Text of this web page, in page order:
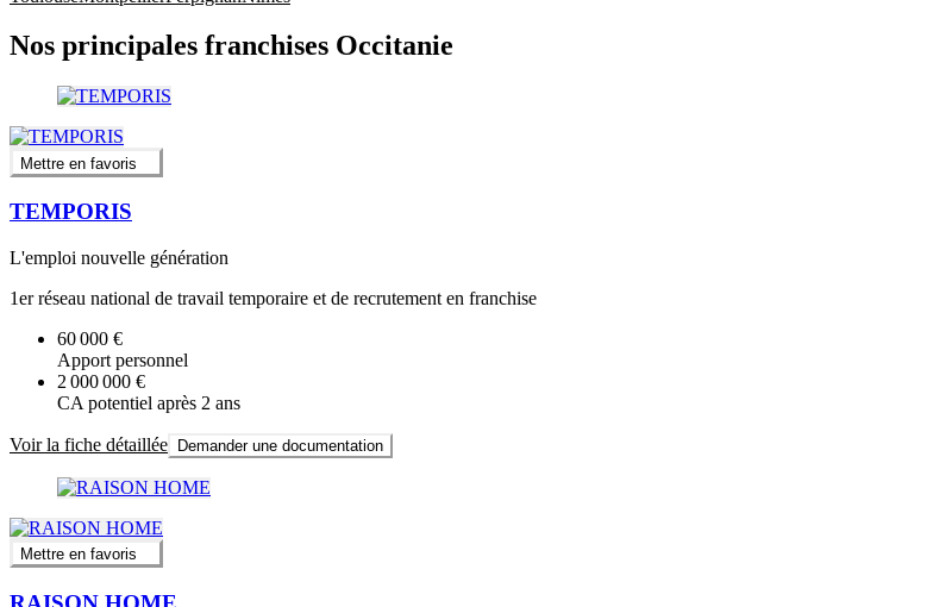
Nos principales franchises Occitanie
Mettre en favoris
TEMPORIS
L'emploi nouvelle génération
1er réseau national de travail temporaire et de recrutement en franchise
60 000 €
Apport personnel
2 000 000 €
CA potentiel après 2 ans
Voir la fiche détaillée Demander une documentation
Mettre en favoris